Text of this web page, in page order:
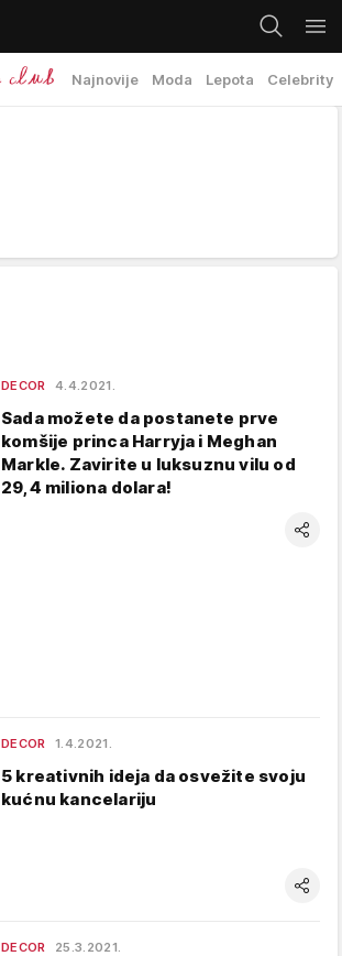
Najnovije Moda Lepota Celebrity
DECOR 4.4.2021.
Sada možete da postanete prve
komšije princa Harryja i Meghan
Markle. Zavirite u luksuznu vilu od
29,4 miliona dolara!
DECOR 1.4.2021.
5 kreativnih ideja da osvežite svoju
kućnu kancelariju
DECOR 25.3.2021.